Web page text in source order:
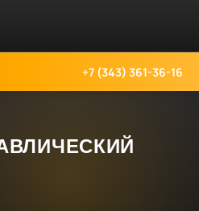
+7 (343) 361-36-16